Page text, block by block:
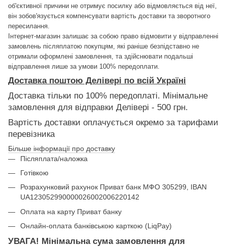
об'єктивної причини не отримує посилку або відмовляється від неї,
він зобов'язується компенсувати вартість доставки та зворотного
пересилання.
Інтернет-магазин залишає за собою право відмовити у відправленні
замовлень післяплатою покупцям, які раніше безпідставно не
отримали оформлені замовлення, та здійснювати подальші
відправлення лише за умови 100% передоплати.
Доставка поштою Делівері по всій Україні
Доставка тільки по 100% передоплаті. Мінімальне
замовлення для відправки Делівері - 500 грн.
Вартість доставки оплачується окремо за тарифами
перевізника
Більше інформації про доставку
Післяплата/наложка
Готівкою
Розрахунковий рахунок Приват банк МФО 305299, IBAN
UA123052990000026002006220142
Оплата на карту Приват банку
Онлайн-оплата банківською карткою (LiqPay)
УВАГА! Мінімальна сума замовлення для